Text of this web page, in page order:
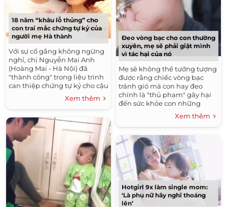
18 năm “khâu lỗ thủng” cho
con trai mắc chứng tự kỷ của
người mẹ Hà thành
Với sự cố gắng không ngừng
nghỉ, chị Nguyễn Mai Anh
(Hoàng Mai - Hà Nội) đã
"thành công" trong liệu trình
can thiệp chứng tự kỷ cho cậu
Xem thêm
Đeo vòng bạc cho con thường
xuyên, mẹ sẽ phải giật mình
vì tác hại của nó
Mẹ sẽ không thể tưởng tượng
được rằng chiếc vòng bạc
tránh gió mà con hay đeo
chính là "thủ phạm" gây hại
đến sức khỏe con những
Xem thêm
Hotgirl 9x làm single mom:
‘Là phụ nữ hãy nghĩ thoáng
lên’